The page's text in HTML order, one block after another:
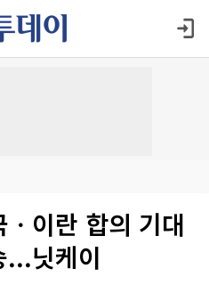
이란 합의 기대
...닛케이